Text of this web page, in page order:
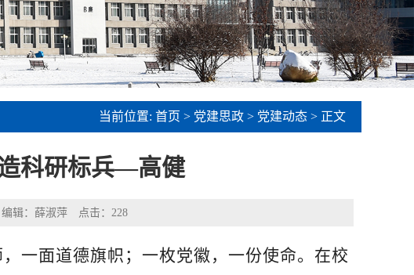
当前位置: 首页 > 党建思政> 党建动态> 正文
科研标兵—高健
辑：薛淑萍 点击： 228
一面道德旗帜；一枚党徽，一份使命。在校